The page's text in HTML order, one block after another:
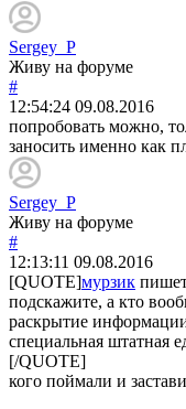
Sergey_P
Живу на форуме
#
12:54:24 09.08.2016
попробовать можно,
заносить именно как
Sergey_P
Живу на форуме
#
12:13:11 09.08.2016
[QUOTE]мурзик
подскажите, а кто
раскрытие
специальная штатная
[/QUOTE]
кого поймали и